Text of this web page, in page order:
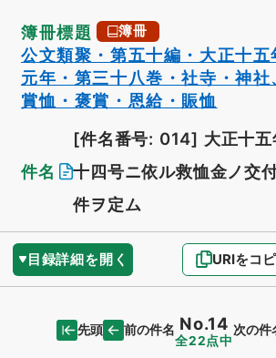
簿冊標題 簿冊
公文類聚・第五十編・大正十五
元年・第三十八巻・社寺・神社
賞恤・褒賞・恩給・賑恤
件名
[件名番号: 014] 大正十
十四号ニ依ル救恤金ノ交
件ヲ定ム
目録詳細を開く URIをコ
先頭 前の件名 No.14
全22点中
次の件